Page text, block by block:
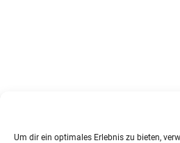
Um dir ein optimales Erlebnis zu bieten,